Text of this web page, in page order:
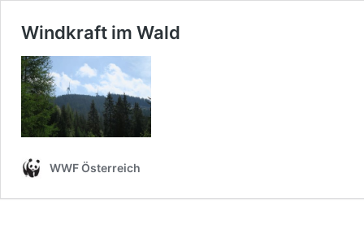
Windkraft im Wald
WWF Österreich